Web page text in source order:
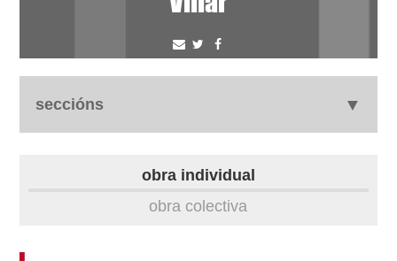
seccións
obra individual
obra colectiva